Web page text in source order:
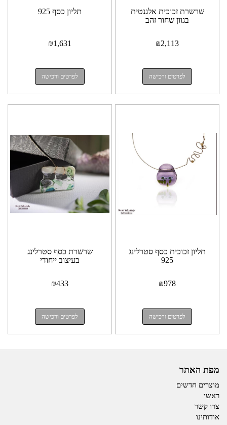
שרשרת זכוכית אלגנטית
בגוון שחור זהב
₪2,113
לפרטים ורכישה
תליון כסף 925
₪1,631
לפרטים ורכישה
תליון זכוכית כסף סטרלינג
925
₪978
לפרטים ורכישה
שרשרת כסף סטרלינג
בעיצוב ייחודי
₪433
לפרטים ורכישה
מפת האתר
מוצרים חדשים
ראשי
צרו קשר
אודותינו